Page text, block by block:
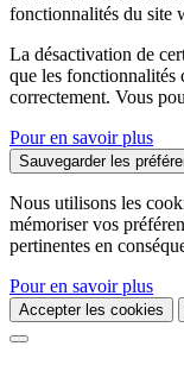
fonctionnalités du site
La désactivation de
que les fonctionnalités
correctement. Vous
Pour en savoir plus
Sauvegarder les
Nous utilisons les
mémoriser vos
pertinentes en
Pour en savoir plus
Accepter les cookies